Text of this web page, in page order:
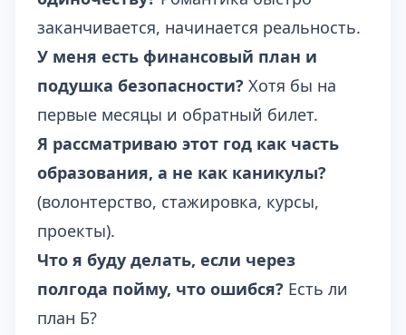
заканчивается, начинается реальность.
У меня есть финансовый план и
подушка безопасности? Хотя бы на
первые месяцы и обратный билет.
Я рассматриваю этот год как часть
образования, а не как каникулы?
(волонтерство, стажировка, курсы,
проекты).
Что я буду делать, если через
полгода пойму, что ошибся? Есть ли
план Б?